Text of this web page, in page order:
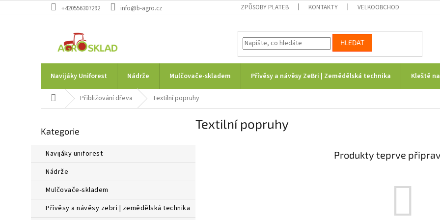
na
+420556307292 info@b-agro.cz ZPŮSOBY PLATEB KONTAKTY VELKOOBCHOD
HLEDAT
Navijáky Uniforest Nádrže Mulčovače-skladem Přívěsy a návěsy ZeBri | Zemědělská technika Kleště
Domů Přibližování dřeva Textilní popruhy
s
n
n
í
p
kategorie
Kategorie
navijáky uniforest
nádrže
mulčovače-skladem
přívěsy a návěsy zebri | zemědělská technika
Textilní popruhy
Produkty teprve